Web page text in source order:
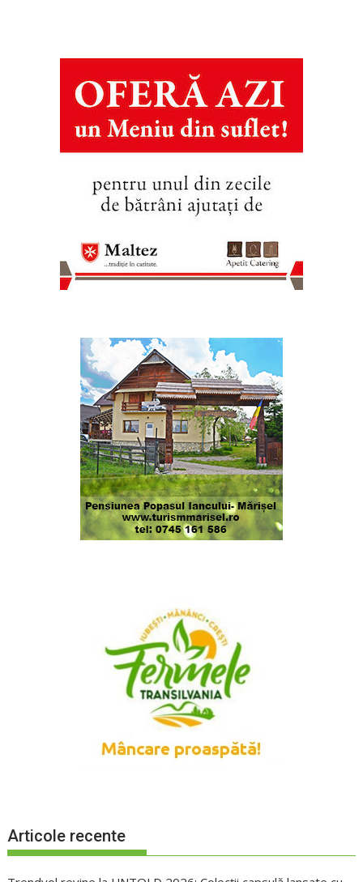
Articole recente